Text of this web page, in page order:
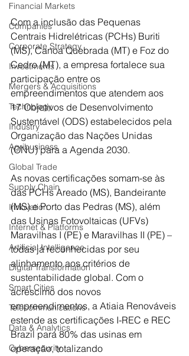
Financial Markets
Companies
Corporate Strategy
Investments
Mergers & Acquisitions
Technology
Industry
Agribusiness
Global Trade
Supply Chain
Innovation
Internet & Platforms
Artificial Intelligence
Digital Transformation
Smart Cities
Telecommunications
Data & Analytics
Cybersecurity
Com a inclusão das Pequenas
Centrais Hidrelétricas (PCHs) Buriti
(MS), Canoa Quebrada (MT) e Foz do
Cedro (MT), a empresa fortalece sua
participação entre os
empreendimentos que atendem aos
17 Objetivos de Desenvolvimento
Sustentável (ODS) estabelecidos pela
Organização das Nações Unidas
(ONU) para a Agenda 2030.
As novas certificações somam-se às
das PCHs Areado (MS), Bandeirante
(MS) e Porto das Pedras (MS), além
das Usinas Fotovoltaicas (UFVs)
Maravilhas I (PE) e Maravilhas II (PE) –
todas já reconhecidas por seu
alinhamento aos critérios de
sustentabilidade global. Com o
acréscimo dos novos
empreendimentos, a Atiaia Renováveis
estende as certificações I-REC e REC
Brazil para 80% das usinas em
operação, totalizando